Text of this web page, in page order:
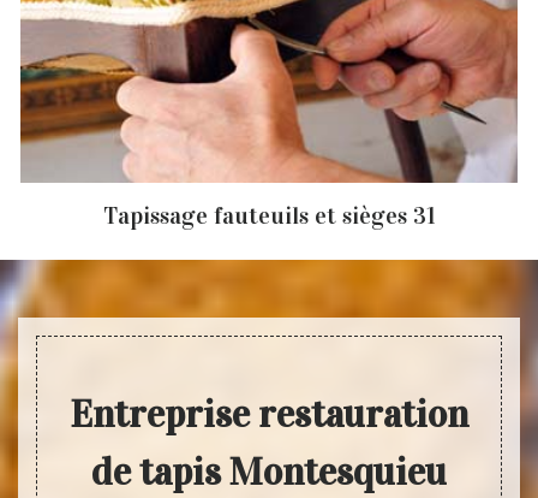
Tapissage fauteuils et sièges 31
Entreprise restauration
de tapis Montesquieu